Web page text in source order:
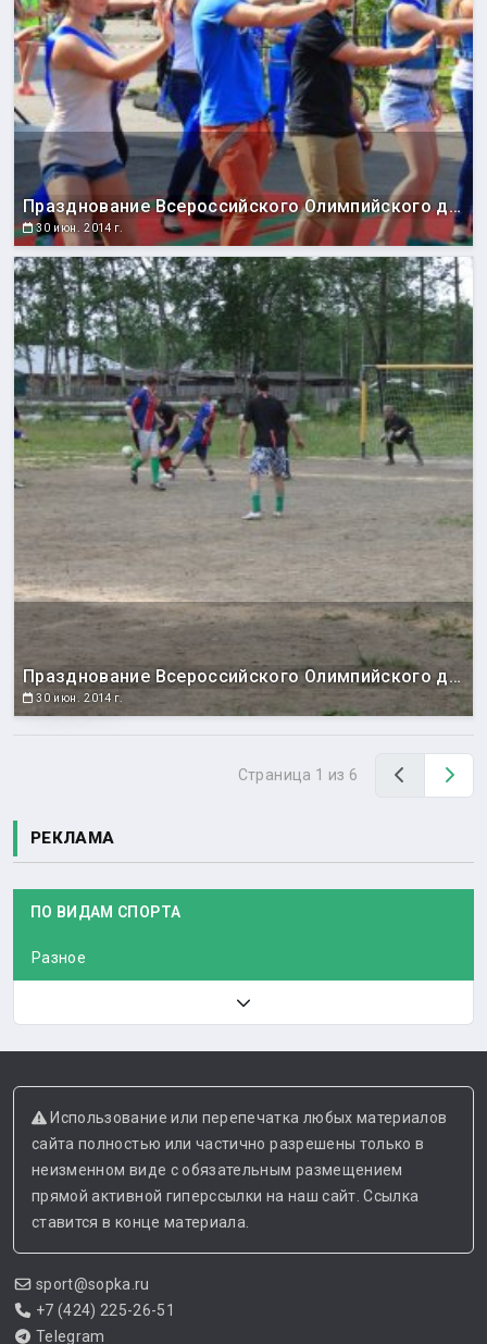
Празднование Всероссийского Олимпийского дня
30 июн. 2014 г.
Празднование Всероссийского Олимпийского дня
30 июн. 2014 г.
Страница 1 из 6 Назад
РЕКЛАМА
ПО ВИДАМ СПОРТА
Разное
Использование или перепечатка любых материалов
сайта полностью или частично разрешены только в
неизменном виде с обязательным размещением
прямой активной гиперссылки на наш сайт. Ссылка
ставится в конце материала.
sport@sopka.ru
+7 (424) 225-26-51
Telegram